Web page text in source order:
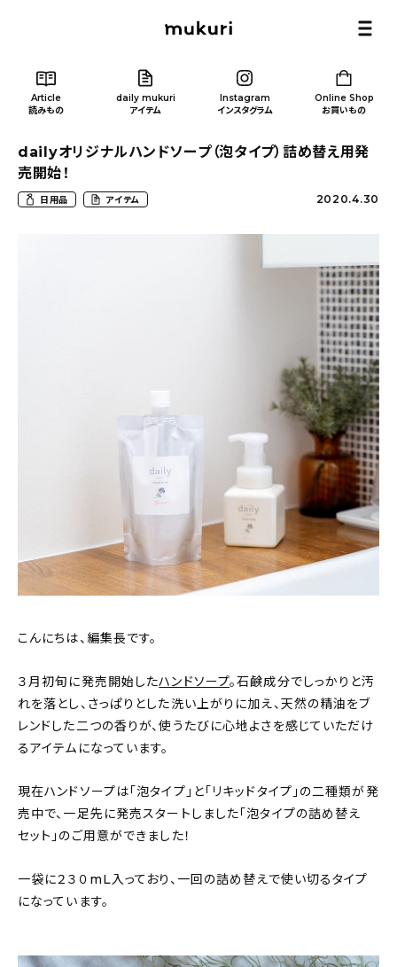
Article
読みもの
daily mukuri
アイテム
Instagram
インスタグラム
Online Shop
お買いもの
キッチン
収納/掃除
暮らし
daily mukuri / アイテム
カテゴリー一覧
新着記事
人気の記事
dailyオリジナルハンドソープ（泡タイプ）詰め替え用発
売開始！
日用品 アイテム 2020.4.30
こんにちは、編集長です。
３月初旬に発売開始したハンドソープ。石鹸成分でしっかりと汚
れを落とし、さっぱりとした洗い上がりに加え、天然の精油をブ
レンドした二つの香りが、使うたびに心地よさを感じていただけ
るアイテムになっています。
現在ハンドソープは「泡タイプ」と「リキッドタイプ」の二種類が発
売中で、一足先に発売スタートしました「泡タイプの詰め替え
セット」のご用意ができました！
一袋に２３０mL入っており、一回の詰め替えで使い切るタイプ
になっています。